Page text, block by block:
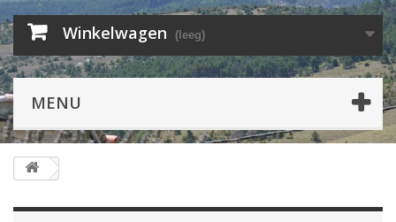
Winkelwagen (leeg)
MENU